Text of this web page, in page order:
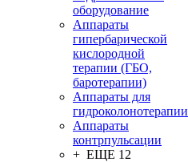
оборудование
Аппараты
гипербарической
кислородной
терапии (ГБО,
баротерапии)
Аппараты для
гидроколонотерапии
Аппараты
контрпульсации
+ ЕЩЕ 12